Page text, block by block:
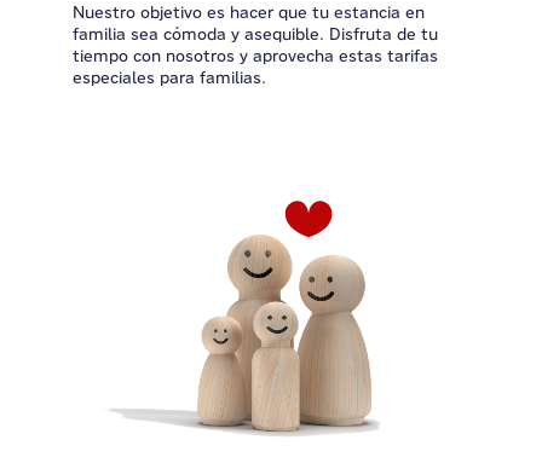
Nuestro objetivo es hacer que tu estancia en
familia sea cómoda y asequible. Disfruta de tu
tiempo con nosotros y aprovecha estas tarifas
especiales para familias.